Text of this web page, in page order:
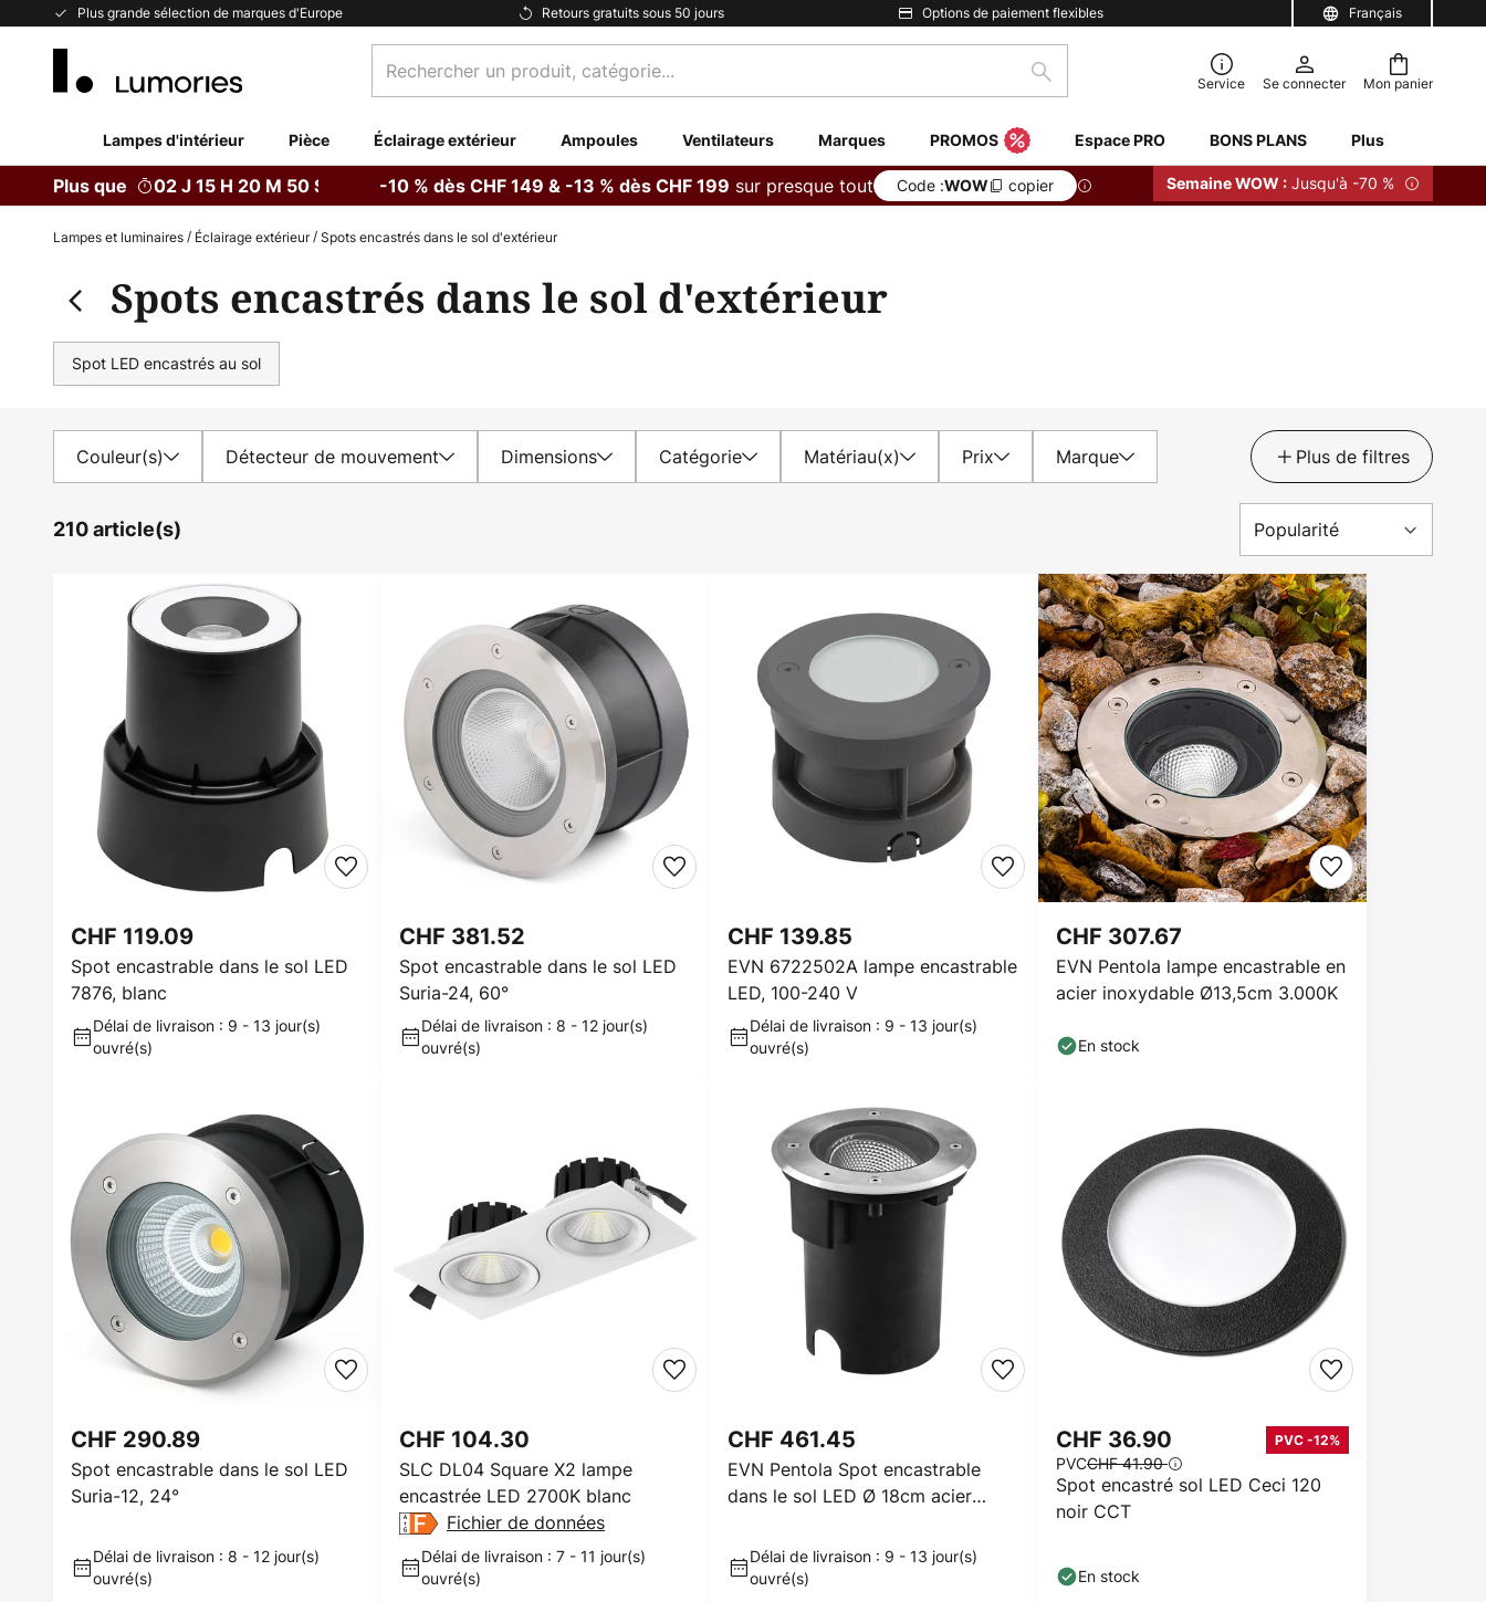
Français
Plus grande sélection de marques d'Europe Retours gratuits sous 50 jours Options de paiement flexibles
Allez
Mon panier
un
catégorie...
Rechercher Service Se connecter
Lampes d'intérieur Pièce Éclairage extérieur Ampoules Ventilateurs Marques PROMOS Espace PRO BONS PLANS Plus
Plus que 02 J 15 H 20 M 48 S -10 % dès CHF 149 & -13 % dès CHF 199 sur presque tout Code :WOW copier Semaine WOW : Jusqu'à -70 %
Lampes et luminaires Éclairage extérieur Spots encastrés dans le sol d'extérieur
Spots encastrés dans le sol d'extérieur
Spot LED encastrés au sol
Couleur(s) Détecteur de mouvement Dimensions Catégorie Matériau(x) Prix Marque Plus de filtres
210 article(s)
Spot encastrable dans le sol LED
7876, blanc
CHF 119.09
Délai de livraison : 9 - 13 jour(s)
ouvré(s)
Spot encastrable dans le sol LED
Suria-24, 60°
CHF 381.52
Délai de livraison : 8 - 12 jour(s)
ouvré(s)
EVN 6722502A lampe encastrable
LED, 100-240 V
CHF 139.85
Délai de livraison : 9 - 13 jour(s)
ouvré(s)
EVN Pentola lampe encastrable en
acier inoxydable Ø13,5cm 3.000K
CHF 307.67
En stock
Spot encastrable dans le sol LED
Suria-12, 24°
CHF 290.89
Délai de livraison : 8 - 12 jour(s)
ouvré(s)
SLC DL04 Square X2 lampe
encastrée LED 2700K blanc
CHF 104.30
Fichier de données
Délai de livraison : 7 - 11 jour(s)
ouvré(s)
EVN Pentola Spot encastrable
dans le sol LED Ø 18cm acier
CHF 461.45
Délai de livraison : 9 - 13 jour(s)
ouvré(s)
Spot encastré sol LED Ceci 120
noir CCT
CHF 36.90 PVC -12%
PVCCHF 41.90
En stock